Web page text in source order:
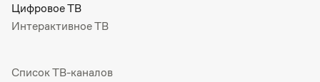
Цифровое ТВ
Интерактивное ТВ
Список ТВ-каналов